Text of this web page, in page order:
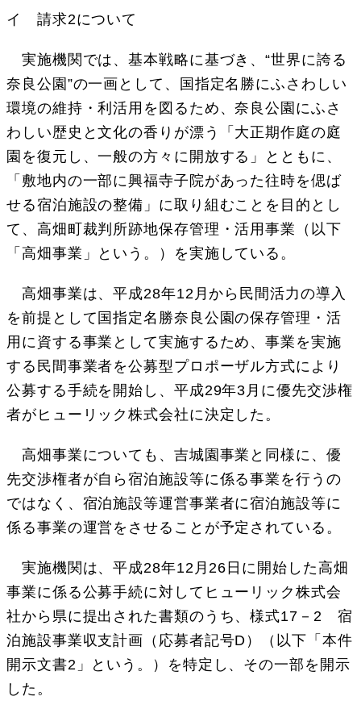
イ 請求2について
実施機関では、基本戦略に基づき、“世界に誇る
奈良公園”の一画として、国指定名勝にふさわしい
環境の維持・利活用を図るため、奈良公園にふさ
わしい歴史と文化の香りが漂う「大正期作庭の庭
園を復元し、一般の方々に開放する」とともに、
「敷地内の一部に興福寺子院があった往時を偲ば
せる宿泊施設の整備」に取り組むことを目的とし
て、高畑町裁判所跡地保存管理・活用事業（以下
「高畑事業」という。）を実施している。
高畑事業は、平成28年12月から民間活力の導入
を前提として国指定名勝奈良公園の保存管理・活
用に資する事業として実施するため、事業を実施
する民間事業者を公募型プロポーザル方式により
公募する手続を開始し、平成29年3月に優先交渉権
者がヒューリック株式会社に決定した。
高畑事業についても、吉城園事業と同様に、優
先交渉権者が自ら宿泊施設等に係る事業を行うの
ではなく、宿泊施設等運営事業者に宿泊施設等に
係る事業の運営をさせることが予定されている。
実施機関は、平成28年12月26日に開始した高畑
事業に係る公募手続に対してヒューリック株式会
社から県に提出された書類のうち、様式17－2 宿
泊施設事業収支計画（応募者記号D）（以下「本件
開示文書2」という。）を特定し、その一部を開示
した。